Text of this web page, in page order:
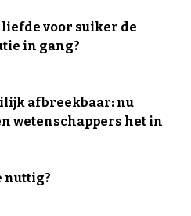
liefde voor suiker de
in gang?
afbreekbaar: nu
wetenschappers het in
nuttig?